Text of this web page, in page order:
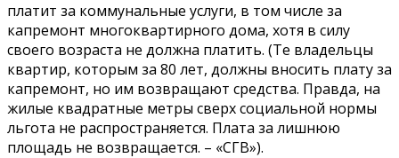
платит за коммунальные услуги, в том числе за
капремонт многоквартирного дома, хотя в силу
своего возраста не должна платить. (Те владельцы
квартир, которым за 80 лет, должны вносить плату за
капремонт, но им возвращают средства. Правда, на
жилые квадратные метры сверх социальной нормы
льгота не распространяется. Плата за лишнюю
площадь не возвращается. – «СГВ»).